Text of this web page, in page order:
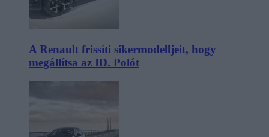
A Renault frissíti sikermodelljeit, hogy
megállítsa az ID. Polót